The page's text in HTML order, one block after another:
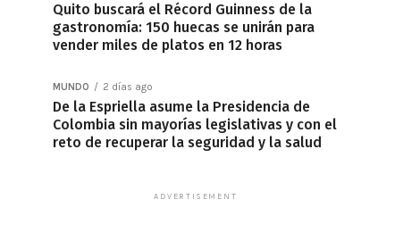
Quito buscará el Récord Guinness de la
gastronomía: 150 huecas se unirán para
vender miles de platos en 12 horas
MUNDO 2 días ago
De la Espriella asume la Presidencia de
Colombia sin mayorías legislativas y con el
reto de recuperar la seguridad y la salud
ADVERTISEMENT